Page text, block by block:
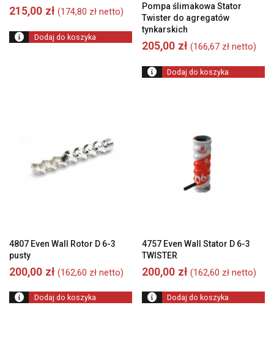
215,00 zł (174,80 zł netto)
Dodaj do koszyka
Pompa ślimakowa Stator
Twister do agregatów
tynkarskich
205,00 zł (166,67 zł netto)
Dodaj do koszyka
4807 Even Wall Rotor D 6-3
pusty
200,00 zł (162,60 zł netto)
Dodaj do koszyka
4757 Even Wall Stator D 6-3
TWISTER
200,00 zł (162,60 zł netto)
Dodaj do koszyka